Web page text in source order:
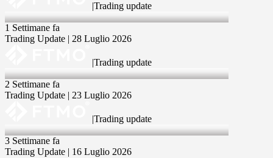
|Trading update
28 Jul 2026
1 Settimane fa
Trading Update | 28 Luglio 2026
|Trading update
23 Jul 2026
2 Settimane fa
Trading Update | 23 Luglio 2026
|Trading update
16 Jul 2026
3 Settimane fa
Trading Update | 16 Luglio 2026